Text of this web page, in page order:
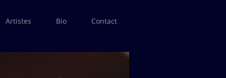
Artistes Bio Contact